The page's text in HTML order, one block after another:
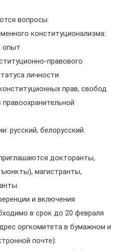
вопросы:
конституционализма:
опыт.
правового
личности.
прав, свобод
русский, белорусский.
докторанты,
магистранты,
и включения
в срок до 20 февраля
оргкомитета в бумажном и
почте):